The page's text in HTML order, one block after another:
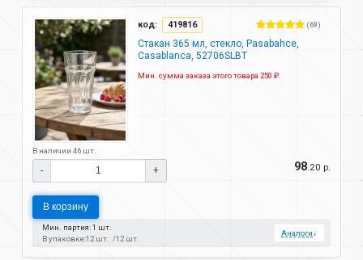
код: 419816 (69)
Стакан 365 мл, стекло, Pasabahce,
Casablanca, 52706SLBT
Мин. сумма заказа этого товара 250 ₽.
В наличии 46 шт.
- + 98.20 р.
В корзину
Мин. партия: 1 шт.
В упаковке:12 шт. 12 шт.
Аналоги↓